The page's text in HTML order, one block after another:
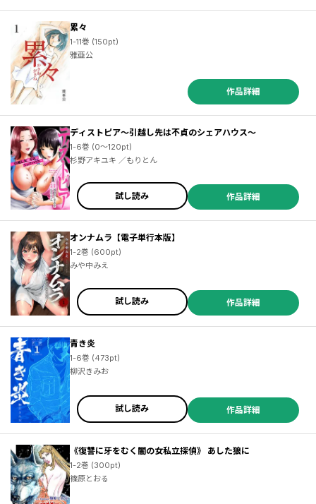
累々
1-11巻 (150pt)
雅亜公
作品詳細
ディストピア～引越し先は不貞のシェアハウス～
1-6巻 (0～120pt)
杉野アキユキ ／もりとん
試し読み 作品詳細
オンナムラ【電子単行本版】
1-2巻 (600pt)
みや中みえ
試し読み 作品詳細
青き炎
1-6巻 (473pt)
柳沢きみお
試し読み 作品詳細
《復讐に牙をむく闇の女私立探偵》 あした狼に
1-2巻 (300pt)
篠原とおる